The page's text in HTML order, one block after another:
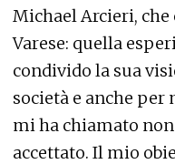
Michael Arcieri,
Varese: quella
condivido la sua
società e anche per
mi ha chiamato
accettato. Il mio